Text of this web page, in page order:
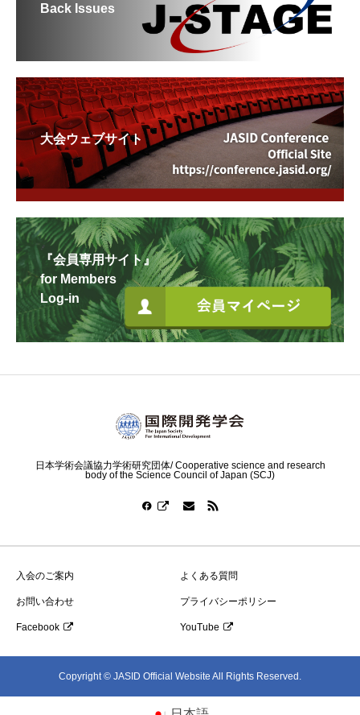
Back Issues
大会ウェブサイト
『会員専用サイト』
for Members
Log-in
日本学術会議協力学術研究団体/ Cooperative science and research
body of the Science Council of Japan (SCJ)
入会のご案内 よくある質問
お問い合わせ プライバシーポリシー
Facebook YouTube
Copyright © JASID Official Website All Rights Reserved.